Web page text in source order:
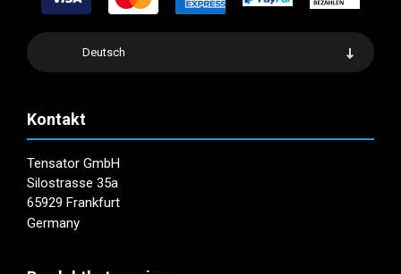
Produktseite
können
der
Produktseite
werden
Deutsch
Kontakt
Tensator GmbH
Silostrasse 35a
65929 Frankfurt
Germany